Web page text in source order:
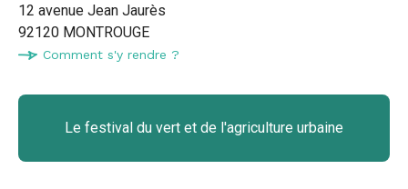
12 avenue Jean Jaurès
92120 MONTROUGE
Comment s'y rendre ?
Le festival du vert et de l'agriculture urbaine